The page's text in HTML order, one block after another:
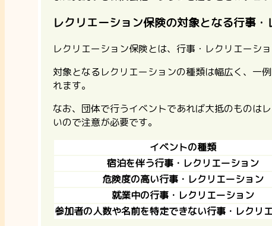
レクリエーション保険の対象となる行事
レクリエーション保険とは、行事・レクリエーシ
対象となるレクリエーションの種類は幅広く、一
れます。
なお、団体で行うイベントであれば大抵のものは
いので注意が必要です。
イベントの種類
宿泊を伴う行事・レクリエーション
危険度の高い行事・レクリエーション
就業中の行事・レクリエーション
参加者の人数や名前を特定できない行事・レクリ